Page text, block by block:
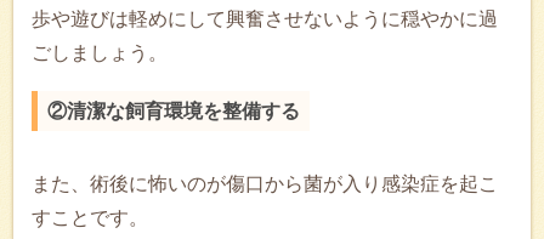
歩や遊びは軽めにして興奮させないように穏やかに過
ごしましょう。
②清潔な飼育環境を整備する
また、術後に怖いのが傷口から菌が入り感染症を起こ
すことです。